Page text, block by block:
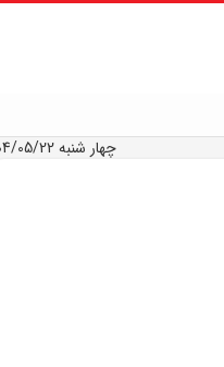
چهار شنبه 1404/05/22